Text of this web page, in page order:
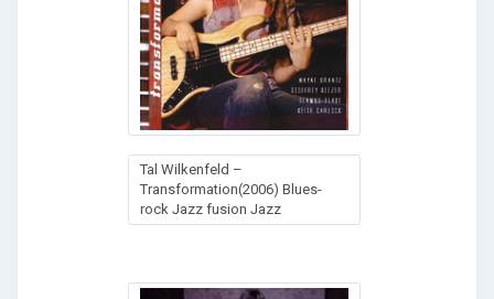
Tal Wilkenfeld –
Transformation(2006) Blues-
rock Jazz fusion Jazz